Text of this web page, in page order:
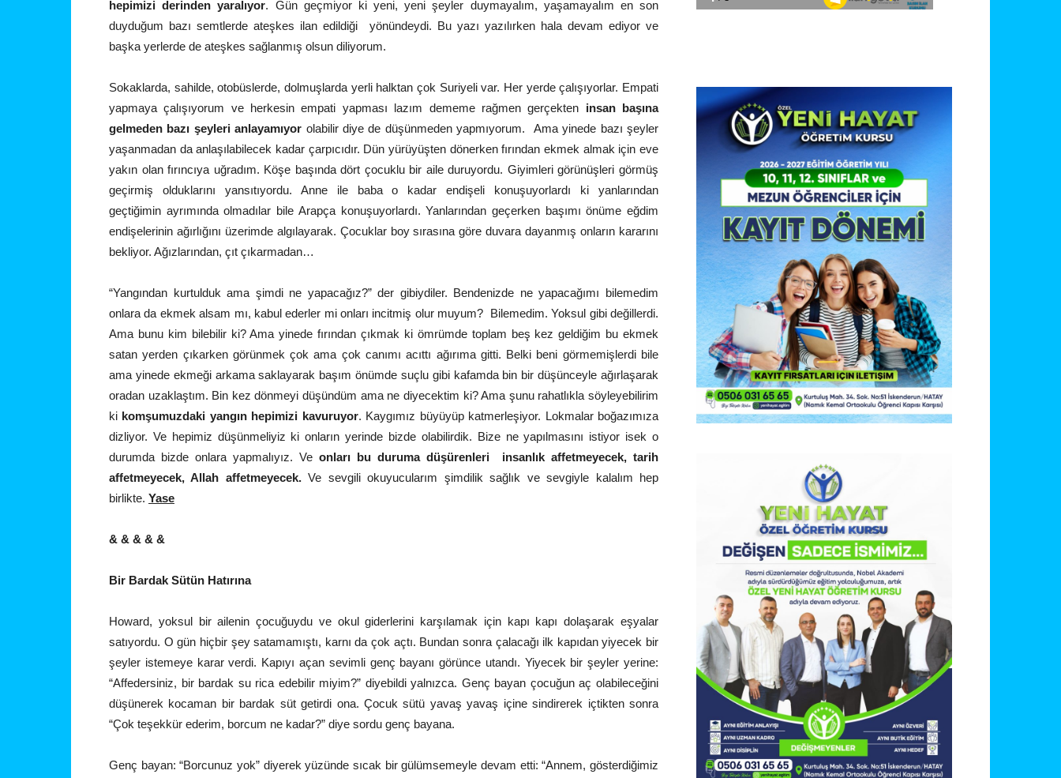
hepimizi derinden yaralıyor. Gün geçmiyor ki yeni, yeni şeyler duymayalım, yaşamayalım en son
duyduğum bazı semtlerde ateşkes ilan edildiği yönündeydi. Bu yazı yazılırken hala devam ediyor ve
başka yerlerde de ateşkes sağlanmış olsun diliyorum.
Sokaklarda, sahilde, otobüslerde, dolmuşlarda yerli halktan çok Suriyeli var. Her yerde çalışıyorlar. Empati
yapmaya çalışıyorum ve herkesin empati yapması lazım dememe rağmen gerçekten insan başına
gelmeden bazı şeyleri anlayamıyor olabilir diye de düşünmeden yapmıyorum. Ama yinede bazı şeyler
yaşanmadan da anlaşılabilecek kadar çarpıcıdır. Dün yürüyüşten dönerken fırından ekmek almak için eve
yakın olan fırıncıya uğradım. Köşe başında dört çocuklu bir aile duruyordu. Giyimleri görünüşleri görmüş
geçirmiş olduklarını yansıtıyordu. Anne ile baba o kadar endişeli konuşuyorlardı ki yanlarından
geçtiğimin ayrımında olmadılar bile Arapça konuşuyorlardı. Yanlarından geçerken başımı önüme eğdim
endişelerinin ağırlığını üzerimde algılayarak. Çocuklar boy sırasına göre duvara dayanmış onların kararını
bekliyor. Ağızlarından, çıt çıkarmadan…
“Yangından kurtulduk ama şimdi ne yapacağız?” der gibiydiler. Bendenizde ne yapacağımı bilemedim
onlara da ekmek alsam mı, kabul ederler mi onları incitmiş olur muyum? Bilemedim. Yoksul gibi değillerdi.
Ama bunu kim bilebilir ki? Ama yinede fırından çıkmak ki ömrümde toplam beş kez geldiğim bu ekmek
satan yerden çıkarken görünmek çok ama çok canımı acıttı ağırıma gitti. Belki beni görmemişlerdi bile
ama yinede ekmeği arkama saklayarak başım önümde suçlu gibi kafamda bin bir düşünceyle ağırlaşarak
oradan uzaklaştım. Bin kez dönmeyi düşündüm ama ne diyecektim ki? Ama şunu rahatlıkla söyleyebilirim
ki komşumuzdaki yangın hepimizi kavuruyor. Kaygımız büyüyüp katmerleşiyor. Lokmalar boğazımıza
dizliyor. Ve hepimiz düşünmeliyiz ki onların yerinde bizde olabilirdik. Bize ne yapılmasını istiyor isek o
durumda bizde onlara yapmalıyız. Ve onları bu duruma düşürenleri insanlık affetmeyecek, tarih
affetmeyecek, Allah affetmeyecek.Ve sevgili okuyucularım şimdilik sağlık ve sevgiyle kalalım hep
birlikte. Yase
& & & & &
Bir Bardak Sütün Hatırına
Howard, yoksul bir ailenin çocuğuydu ve okul giderlerini karşılamak için kapı kapı dolaşarak eşyalar
satıyordu. O gün hiçbir şey satamamıştı, karnı da çok açtı. Bundan sonra çalacağı ilk kapıdan yiyecek bir
şeyler istemeye karar verdi. Kapıyı açan sevimli genç bayanı görünce utandı. Yiyecek bir şeyler yerine:
“Affedersiniz, bir bardak su rica edebilir miyim?” diyebildi yalnızca. Genç bayan çocuğun aç olabileceğini
düşünerek kocaman bir bardak süt getirdi ona. Çocuk sütü yavaş yavaş içine sindirerek içtikten sonra
“Çok teşekkür ederim, borcum ne kadar?” diye sordu genç bayana.
Genç bayan: “Borcunuz yok” diyerek yüzünde sıcak bir gülümsemeyle devam etti: “Annem, gösterdiğimiz